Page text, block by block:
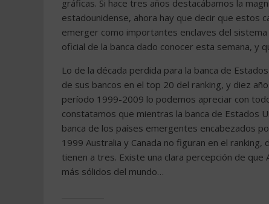
gráficas. Si hace tres años destacábamos la
estadounidense, ahora hay que decir que estos
emerger como importantes enclaves del
oficial de la banca dado conocer esta semana, y
Lo de la década perdida para la banca de
de sus bancos en el top 20 del ranking, y diez
período 1999-2009 lo podemos apreciar con
constatamos que mientras la banca de Estados
banca de los países emergentes encabezados
1999 Australia y Canada no figuran en el
tienen a tres. Existe una clara percepción de
más sólidos del mundo…